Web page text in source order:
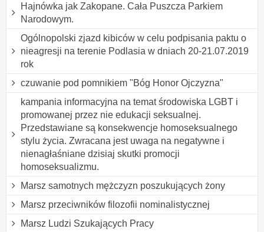
Hajnówka jak Zakopane. Cała Puszcza Parkiem
Narodowym.
Ogólnopolski zjazd kibiców w celu podpisania paktu o
nieagresji na terenie Podlasia w dniach 20-21.07.2019
rok
czuwanie pod pomnikiem "Bóg Honor Ojczyzna"
kampania informacyjna na temat środowiska LGBT i
promowanej przez nie edukacji seksualnej.
Przedstawiane są konsekwencje homoseksualnego
stylu życia. Zwracana jest uwaga na negatywne i
nienagłaśniane dzisiaj skutki promocji
homoseksualizmu.
Marsz samotnych mężczyzn poszukujących żony
Marsz przeciwników filozofii nominalistycznej
Marsz Ludzi Szukających Pracy